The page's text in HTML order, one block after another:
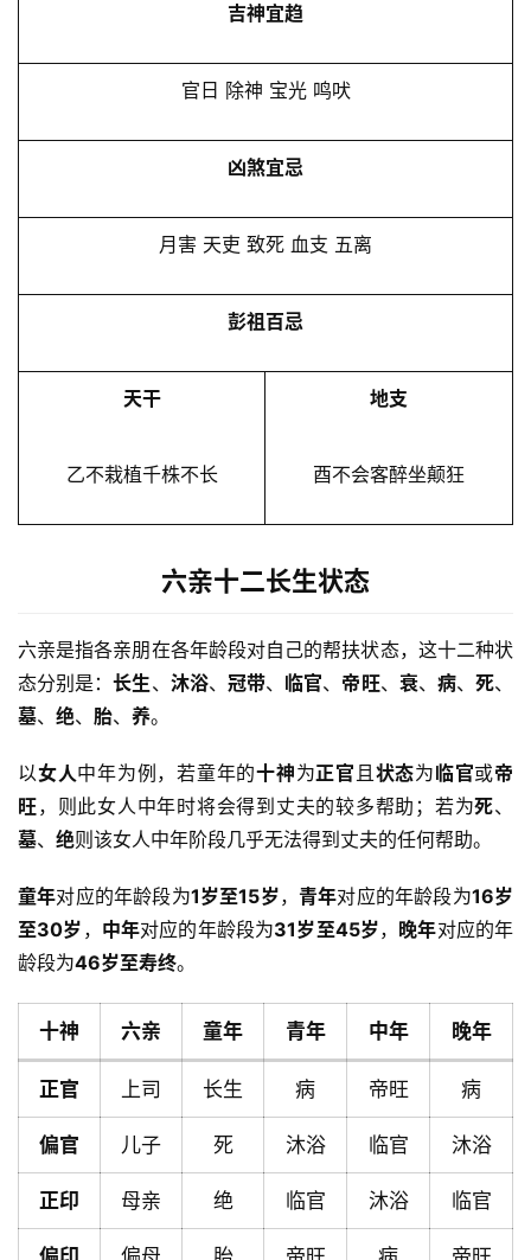
首
吉神宜趋
官日 除神 宝光 鸣吠
凶煞宜忌
月害 天吏 致死 血支 五离
彭祖百忌
天干
乙不栽植千株不长
地支
酉不会客醉坐颠狂
六亲十二长生状态
六亲是指各亲朋在各年龄段对自己的帮扶状态，这十二种状
态分别是：长生、 沐浴、 冠带、 临官、 帝旺、 衰、 病、死、
墓、 绝、 胎、 养。
以女人中年为例，若童年的十神为正官且状态为临官或帝
旺，则此女人中年时将会得到丈夫的较多帮助；若为死、
墓、 绝则该女人中年阶段几乎无法得到丈夫的任何帮助。
童年对应的年龄段为1岁至15岁，青年对应的年龄段为16岁
至30岁 ， 中年对应的年龄段为31岁至45岁， 晚年对应的年
龄段为46岁至寿终。
十神 六亲 童年 青年 中年 晚年
正官 上司 长生 病 帝旺 病
偏官 儿子 死 沐浴 临官 沐浴
正印 母亲 绝 临官 沐浴 临官